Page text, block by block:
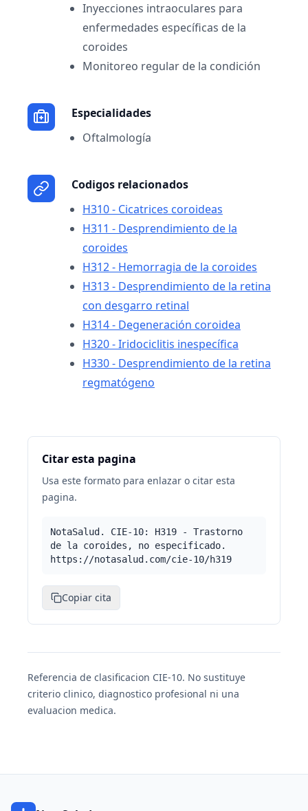
Inyecciones intraoculares para
enfermedades específicas de la
coroides
Monitoreo regular de la condición
Especialidades
Oftalmología
Codigos relacionados
H310 - Cicatrices coroideas
H311 - Desprendimiento de la
coroides
H312 - Hemorragia de la coroides
H313 - Desprendimiento de la retina
con desgarro retinal
H314 - Degeneración coroidea
H320 - Iridociclitis inespecífica
H330 - Desprendimiento de la retina
regmatógeno
Citar esta pagina
Usa este formato para enlazar o citar esta
pagina.
NotaSalud. CIE-10: H319 - Trastorno
de la coroides, no especificado.
https://notasalud.com/cie-10/h319
Copiar cita
Referencia de clasificacion CIE-10. No sustituye
criterio clinico, diagnostico profesional ni una
evaluacion medica.